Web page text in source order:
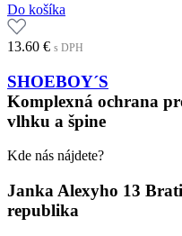
Do košíka
13.60 € s DPH
SHOEBOY´S
Komplexná ochrana
vlhku a špine
Kde nás nájdete?
Janka Alexyho 13
republika